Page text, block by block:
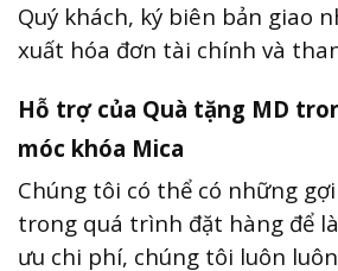
Quý khách, ký biên bản giao
xuất hóa đơn tài chính và
Hỗ trợ của Quà tặng MD
móc khóa Mica
Chúng tôi có thể có những
trong quá trình đặt hàng để
ưu chi phí, chúng tôi luôn